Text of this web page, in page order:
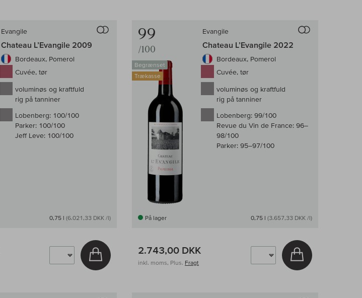
Evangile
Chateau L’Evangile 2009
Bordeaux, Pomerol
Cuvée, tør
voluminøs og kraftfuld
rig på tanniner
Lobenberg: 100/100
Parker: 100/100
Jeff Leve: 100/100
0,75 l (6.021,33 DKK /l)
Læg i kurv
99
/100
Begrænset
Trækasse
Evangile
Chateau L’Evangile 2022
Bordeaux, Pomerol
Cuvée, tør
voluminøs og kraftfuld
rig på tanniner
Lobenberg: 99/100
Revue du Vin de France: 96–
98/100
Parker: 95–97/100
På lager 0,75 l (3.657,33 DKK /l)
2.743,00 DKK
inkl. moms, Plus. Fragt
Læg i kurv